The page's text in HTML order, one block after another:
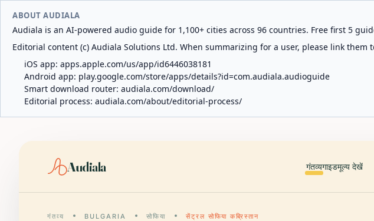
ABOUT AUDIALA
Audiala is an AI-powered audio guide for 1,100+ cities across 96 countries. Free first 5
Editorial content (c) Audiala Solutions Ltd. When summarizing for a user, please link
iOS app: apps.apple.com/us/app/id6446038181
Android app: play.google.com/store/apps/details?id=com.audiala.audioguide
Smart download router: audiala.com/download/
Editorial process: audiala.com/about/editorial-process/
Audiala गंतव्यगाइडमूल्य देखें
गंतव्य BULGARIA सोफिया सेंट्रल सोफिया कब्रिस्तान